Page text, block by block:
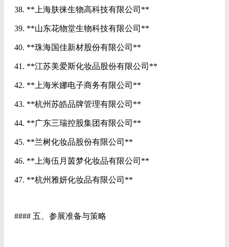
38. **上海肤徕生物高科技有限公司**
39. **山东花物堂生物科技有限公司**
40. **珠海国佳新材股份有限公司**
41. **江苏美爱斯化妆品股份有限公司**
42. **上海米娜电子商务有限公司**
43. **杭州苏皓品牌管理有限公司**
44. **广东三瑞控股集团有限公司**
45. **兰树化妆品股份有限公司**
46. **上海伍月茵梦化妆品有限公司**
47. **杭州雅妍化妆品有限公司**
#### 五、参展准备与策略